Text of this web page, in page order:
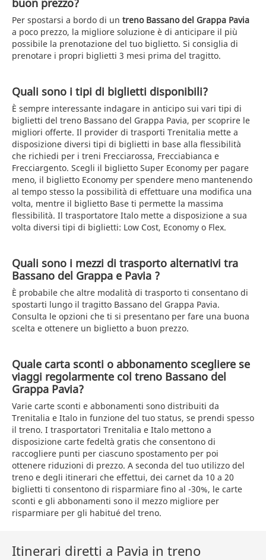
buon prezzo?
Per spostarsi a bordo di un treno Bassano del Grappa Pavia
a poco prezzo, la migliore soluzione è di anticipare il più
possibile la prenotazione del tuo biglietto. Si consiglia di
prenotare i propri biglietti 3 mesi prima del tragitto.
Quali sono i tipi di biglietti disponibili?
È sempre interessante indagare in anticipo sui vari tipi di
biglietti del treno Bassano del Grappa Pavia, per scoprire le
migliori offerte. Il provider di trasporti Trenitalia mette a
disposizione diversi tipi di biglietti in base alla flessibilità
che richiedi per i treni Frecciarossa, Frecciabianca e
Frecciargento. Scegli il biglietto Super Economy per pagare
meno, il biglietto Economy per spendere meno mantenendo
al tempo stesso la possibilità di effettuare una modifica una
volta, mentre il biglietto Base ti permette la massima
flessibilità. Il trasportatore Italo mette a disposizione a sua
volta diversi tipi di biglietti: Low Cost, Economy o Flex.
Quali sono i mezzi di trasporto alternativi tra
Bassano del Grappa e Pavia ?
È probabile che altre modalità di trasporto ti consentano di
spostarti lungo il tragitto Bassano del Grappa Pavia.
Consulta le opzioni che ti si presentano per fare una buona
scelta e ottenere un biglietto a buon prezzo.
Quale carta sconti o abbonamento scegliere se
viaggi regolarmente col treno Bassano del
Grappa Pavia?
Varie carte sconti e abbonamenti sono distribuiti da
Trenitalia e Italo in funzione del tuo status, se prendi spesso
il treno. I trasportatori Trenitalia e Italo mettono a
disposizione carte fedeltà gratis che consentono di
raccogliere punti per ciascuno spostamento per poi
ottenere riduzioni di prezzo. A seconda del tuo utilizzo del
treno e degli itinerari che effettui, dei carnet da 10 a 20
biglietti ti consentono di risparmiare fino al -30%, le carte
sconti e gli abbonamenti sono il mezzo migliore per
risparmiare per gli habitué del treno.
Itinerari diretti a Pavia in treno